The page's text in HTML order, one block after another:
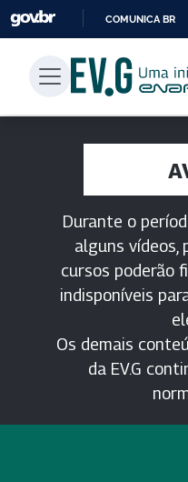
COMUNICA BR
Durante o
alguns vídeos,
cursos poderão
indisponíveis
Os demais
da EV.G